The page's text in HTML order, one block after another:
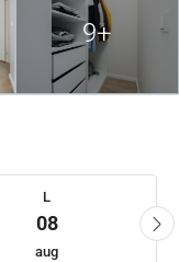
9+
L
08
aug